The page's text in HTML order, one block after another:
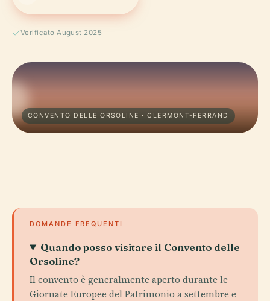
Verificato August 2025
CONVENTO DELLE ORSOLINE · CLERMONT-FERRAND
DOMANDE FREQUENTI
Quando posso visitare il Convento delle
Orsoline?
Il convento è generalmente aperto durante le
Giornate Europee del Patrimonio a settembre e